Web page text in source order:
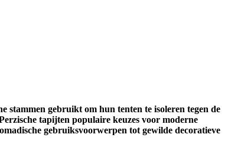
stammen gebruikt om hun tenten te isoleren tegen de
tapijten populaire keuzes voor moderne
gebruiksvoorwerpen tot gewilde decoratieve